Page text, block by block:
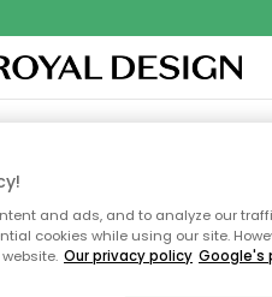
FÖRVARINGUTEMÖBLER
and ads, and to analyze our
cookies while using our site.
Our privacy policy Google's